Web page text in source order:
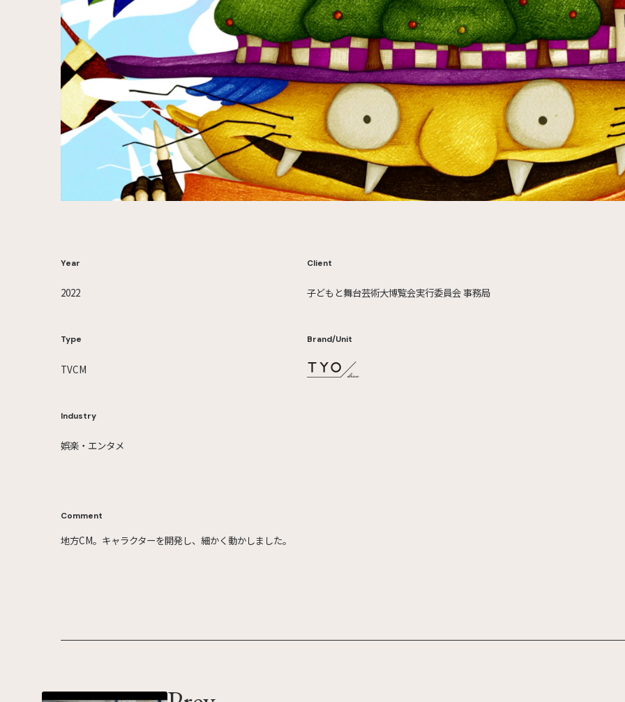
Year
2022
Type
TVCM
Industry
娯楽・エンタメ
Client
子どもと舞台芸術大博覧会実行委員会 事務局
Brand/Unit
Comment
地方CM。キャラクターを開発し、細かく動かしました。